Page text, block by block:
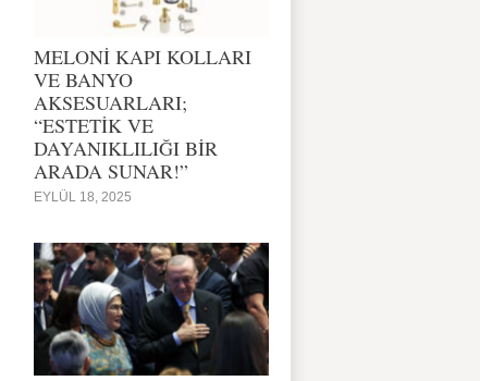
MELONİ KAPI KOLLARI
VE BANYO
AKSESUARLARI;
“ESTETİK VE
DAYANIKLILIĞI BİR
ARADA SUNAR!”
EYLÜL 18, 2025